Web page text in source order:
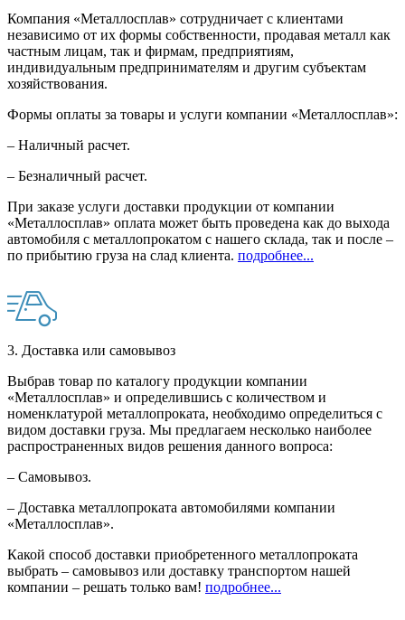
Компания «Металлосплав» сотрудничает с клиентами
независимо от их формы собственности, продавая металл как
частным лицам, так и фирмам, предприятиям,
индивидуальным предпринимателям и другим субъектам
хозяйствования.
Формы оплаты за товары и услуги компании «Металлосплав»:
– Наличный расчет.
– Безналичный расчет.
При заказе услуги доставки продукции от компании
«Металлосплав» оплата может быть проведена как до выхода
автомобиля с металлопрокатом с нашего склада, так и после –
по прибытию груза на слад клиента. подробнее...
3. Доставка или самовывоз
Выбрав товар по каталогу продукции компании
«Металлосплав» и определившись с количеством и
номенклатурой металлопроката, необходимо определиться с
видом доставки груза. Мы предлагаем несколько наиболее
распространенных видов решения данного вопроса:
– Самовывоз.
– Доставка металлопроката автомобилями компании
«Металлосплав».
Какой способ доставки приобретенного металлопроката
выбрать – самовывоз или доставку транспортом нашей
компании – решать только вам! подробнее...